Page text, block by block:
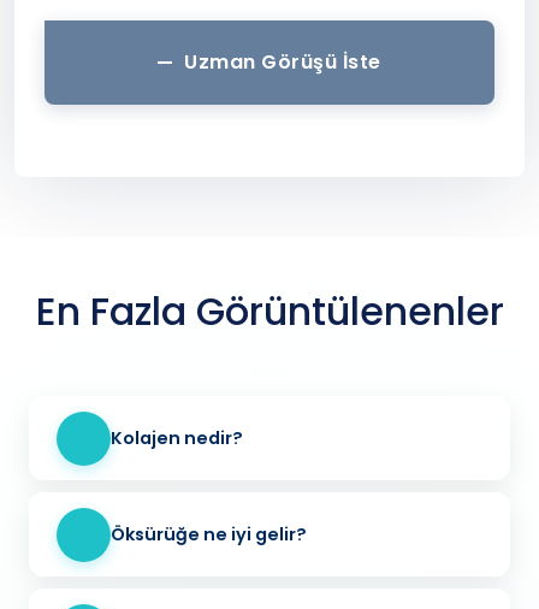
Uzman Görüşü İste
En Fazla Görüntülenenler
Kolajen nedir?
Öksürüğe ne iyi gelir?